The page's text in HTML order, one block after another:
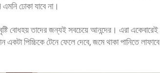
ঢোকা যাবে না।
বৃষ্টি বোধহয় তাদের জন্যই সবচেয়ে আনন্দের। এরা
একটা পিচ্চিকে টেনে ফেলে দেবে, জমে থাকা পানিতে